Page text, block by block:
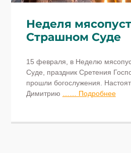
Неделя
Страшном Суде
15 февраля, в Неделю
Суде, праздник Сретения
прошли богослужения.
Димитрию …… Подробнее